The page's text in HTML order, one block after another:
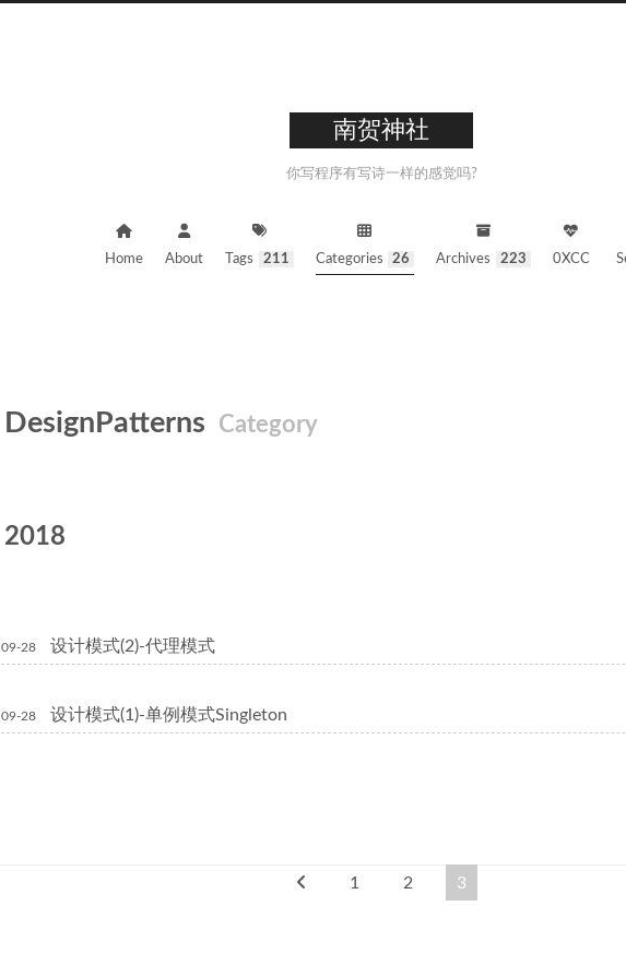
南贺神社
你写程序有写诗一样的感觉吗?
Home About Tags 211 Categories 26 Archives 223 0XCC
DesignPatterns Category
2018
09-28 设计模式(2)-代理模式
09-28 设计模式(1)-单例模式Singleton
1 2 3